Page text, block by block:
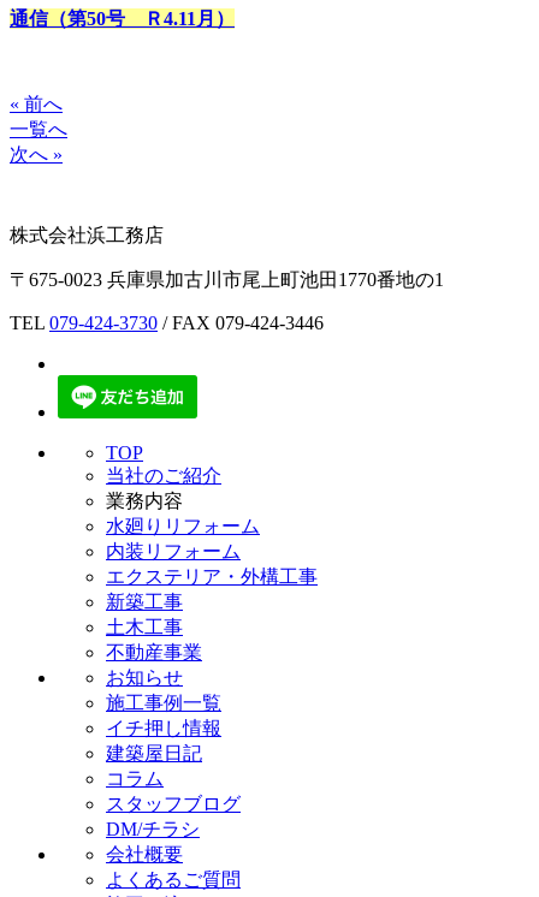
通信（第50号 Ｒ4.11月）
« 前へ
一覧へ
次へ »
株式会社浜工務店
〒675-0023 兵庫県加古川市尾上町池田1770番地の1
TEL 079-424-3730 / FAX 079-424-3446
TOP
当社のご紹介
業務内容
水廻りリフォーム
内装リフォーム
エクステリア・外構工事
新築工事
土木工事
不動産事業
お知らせ
施工事例一覧
イチ押し情報
建築屋日記
コラム
スタッフブログ
DM/チラシ
会社概要
よくあるご質問